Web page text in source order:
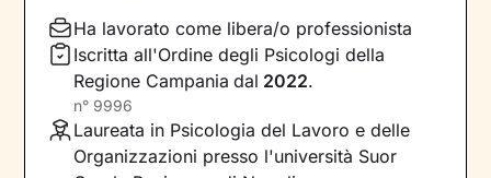
cresciuti.
Per superare momenti difficili e raggiungere un
maggiore benessere bisogna comprendere
quali siano gli elementi che non ci
rappresentano più e quali ibisogni
Ha lavorato come libera/o professionista
Iscritta all'Ordine degli Psicologi della
Regione Campania dal 2022.
n° 9996
Laureata in Psicologia del Lavoro e delle
Organizzazioni presso l'università Suor